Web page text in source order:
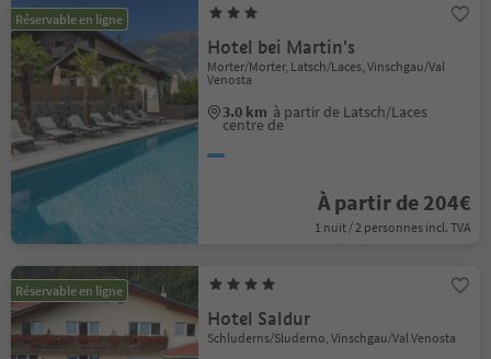
Réservable en ligne
Hotel bei Martin's
Morter/Morter, Latsch/Laces, Vinschgau/Val
Venosta
3.0 km à partir de Latsch/Laces
centre de
À partir de 204€
1 nuit / 2 personnes incl. TVA
Réservable en ligne
Hotel Saldur
Schluderns/Sluderno, Vinschgau/Val Venosta